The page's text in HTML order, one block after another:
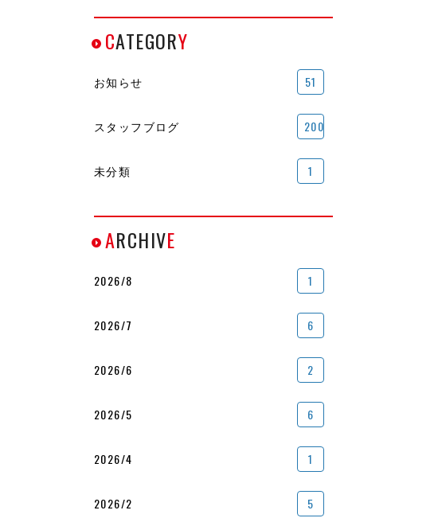
CATEGORY
お知らせ 51
スタッフブログ 200
未分類 1
ARCHIVE
2026/8 1
2026/7 6
2026/6 2
2026/5 6
2026/4 1
2026/2 5